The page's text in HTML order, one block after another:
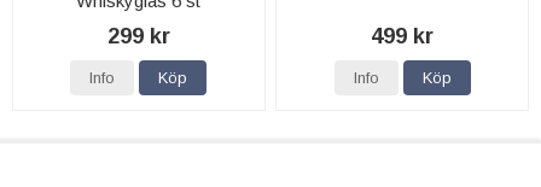
299 kr
Info Köp
499 kr
Info Köp